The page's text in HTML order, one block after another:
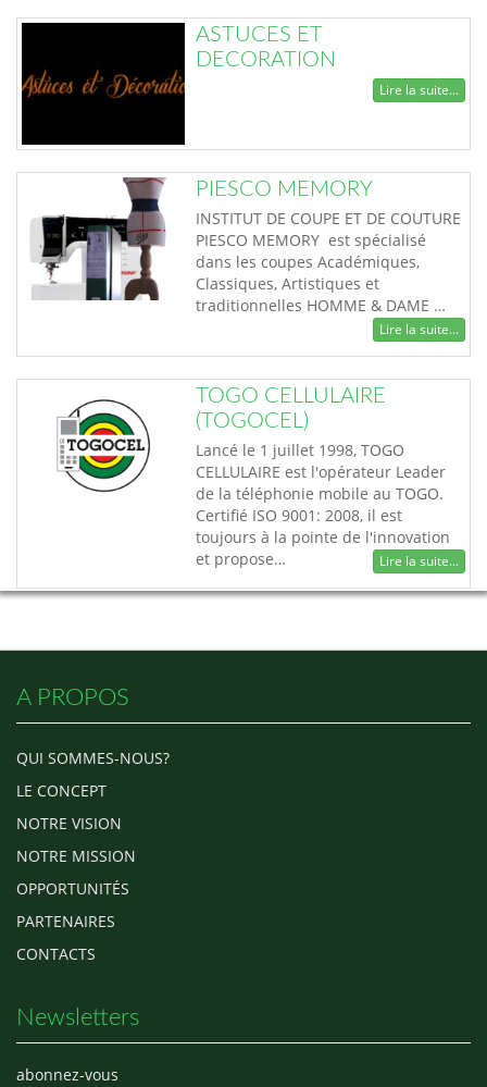
ASTUCES ET
DECORATION
Lire la suite...
PIESCO MEMORY
INSTITUT DE COUPE ET DE COUTURE
PIESCO MEMORY est spécialisé
dans les coupes Académiques,
Classiques, Artistiques et
traditionnelles HOMME & DAME …
Lire la suite...
TOGO CELLULAIRE
(TOGOCEL)
Lancé le 1 juillet 1998, TOGO
CELLULAIRE est l'opérateur Leader
de la téléphonie mobile au TOGO.
Certifié ISO 9001: 2008, il est
toujours à la pointe de l'innovation
et propose…
Lire la suite...
A PROPOS
QUI SOMMES-NOUS?
LE CONCEPT
NOTRE VISION
NOTRE MISSION
OPPORTUNITÉS
PARTENAIRES
CONTACTS
Newsletters
abonnez-vous